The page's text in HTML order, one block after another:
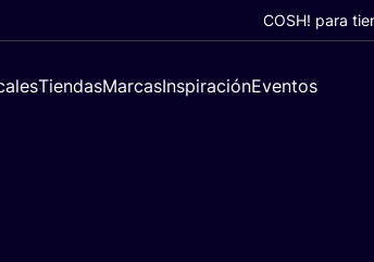
COSH! para
TiendasMarcasInspiraciónEventos